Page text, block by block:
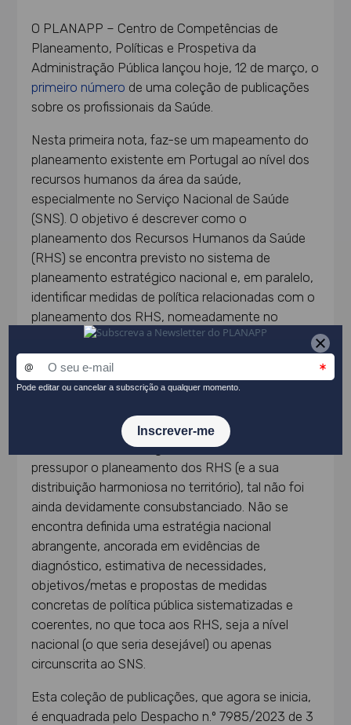
O PLANAPP – Centro de Competências de
Planeamento, Políticas e Prospetiva da
Administração Pública lançou hoje, 12 de março, o
primeiro número de uma coleção de publicações
sobre os profissionais da Saúde.
Nesta primeira nota, faz-se um mapeamento do
planeamento existente em Portugal ao nível dos
recursos humanos da área da saúde,
especialmente no Serviço Nacional de Saúde
(SNS). O objetivo é descrever como o
planeamento dos Recursos Humanos da Saúde
(RHS) se encontra previsto no sistema de
planeamento estratégico nacional e, em paralelo,
identificar medidas de política relacionadas com o
planeamento dos RHS, nomeadamente no
domínio de estratégias de
formação/contratação/retenção dos RHS ou da
análise prospetiva e estimativa de necessidades
de RHS.
A partir da análise efetuada, conclui-se que,
apesar de o quadro legal enquadrador do SNS
pressupor o planeamento dos RHS (e a sua
distribuição harmoniosa no território), tal não foi
ainda devidamente consubstanciado. Não se
encontra definida uma estratégia nacional
abrangente, ancorada em evidências de
diagnóstico, estimativa de necessidades,
objetivos/metas e propostas de medidas
concretas de política pública sistematizadas e
coerentes, no que toca aos RHS, seja a nível
nacional (o que seria desejável) ou apenas
circunscrita ao SNS.
Esta coleção de publicações, que agora se inicia,
é enquadrada pelo Despacho n.º 7985/2023 de 3